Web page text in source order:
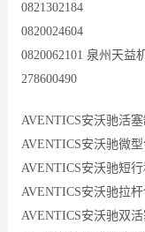
0821302184
0820024604
0820062101 泉州天
278600490
AVENTICS安沃驰活
AVENTICS安沃驰微
AVENTICS安沃驰短
AVENTICS安沃驰拉
AVENTICS安沃驰双